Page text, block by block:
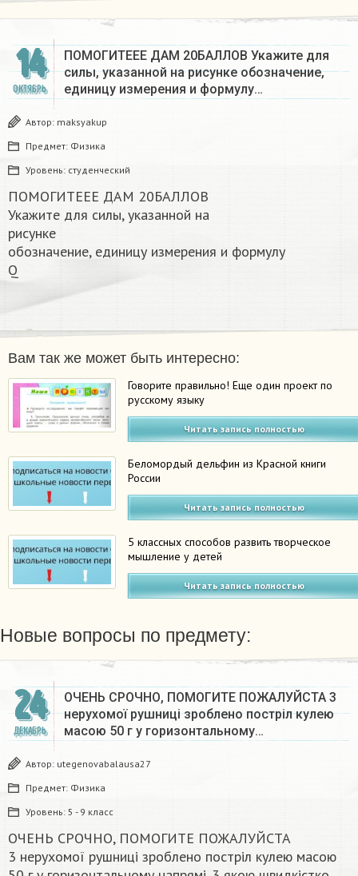
14
ОКТЯБРЬ
ПОМОГИТЕЕЕ ДАМ 20БАЛЛОВ Укажите для
силы, указанной на рисунке обозначение,
единицу измерения и формулу…
Автор: maksyakup
Предмет: Физика
Уровень: студенческий
ПОМОГИТЕЕЕ ДАМ 20БАЛЛОВ
Укажите для силы, указанной на
рисунке
обозначение, единицу измерения и формулу
Q
Вам так же может быть интересно:
Говорите правильно! Еще один проект по
русскому языку
Читать запись полностью
Беломордый дельфин из Красной книги
России
Читать запись полностью
5 классных способов развить творческое
мышление у детей
Читать запись полностью
Новые вопросы по предмету:
24
ДЕКАБРЬ
ОЧЕНЬ СРОЧНО, ПОМОГИТЕ ПОЖАЛУЙСТА 3
нерухомої рушниці зроблено постріл кулею
масою 50 г у горизонтальному…
Автор: utegenovabalausa27
Предмет: Физика
Уровень: 5 - 9 класс
ОЧЕНЬ СРОЧНО, ПОМОГИТЕ ПОЖАЛУЙСТА
3 нерухомої рушниці зроблено постріл кулею масою